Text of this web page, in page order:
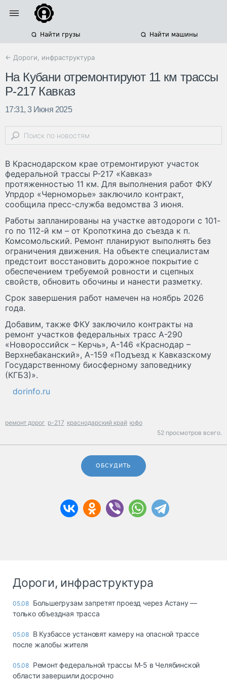
Найти грузы Найти машины
← Дороги, инфраструктура
На Кубани отремонтируют 11 км трассы
Р-217 Кавказ
17:31, 3 Июня 2025
В Краснодарском крае отремонтируют участок
федеральной трассы Р-217 «Кавказ»
протяженностью 11 км. Для выполнения работ ФКУ
Упрдор «Черноморье» заключило контракт,
сообщила пресс-служба ведомства 3 июня.
Работы запланированы на участке автодороги с 101-
го по 112-й км – от Кропоткина до съезда к п.
Комсомольский. Ремонт планируют выполнять без
ограничения движения. На объекте специалистам
предстоит восстановить дорожное покрытие с
обеспечением требуемой ровности и сцепных
свойств, обновить обочины и нанести разметку.
Срок завершения работ намечен на ноябрь 2026
года.
Добавим, также ФКУ заключило контракты на
ремонт участков федеральных трасс А-290
«Новороссийск – Керчь», А-146 «Краснодар –
Верхнебаканский», А-159 «Подъезд к Кавказскому
Государственному биосферному заповеднику
(КГБЗ)».
dorinfo.ru
ремонт дорог р-217 краснодарский край юфо
52 просмотров всего.
ОБСУДИТЬ
Дороги, инфраструктура
05.08 Большегрузам запретят проезд через Астану —
только объездная трасса
05.08 В Кузбассе установят камеру на опасной трассе
после жалобы жителя
05.08 Ремонт федеральной трассы М-5 в Челябинской
области завершили досрочно